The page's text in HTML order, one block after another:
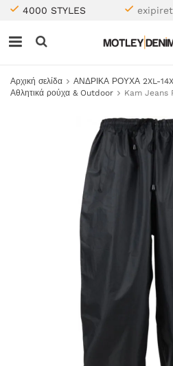
4000 STYLES
Αρχική σελίδα
ΑΝΔΡΙΚΑ ΡΟΥΧΑ 2XL-
Αθλητικά ρούχα & Outdoor
Kam Jeans